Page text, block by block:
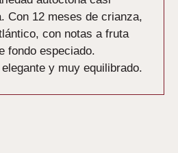
Con 12 meses de crianza,
con notas a fruta
fondo especiado.
y muy equilibrado.